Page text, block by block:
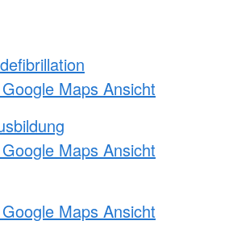
Maps Ansicht
Maps Ansicht
Maps Ansicht